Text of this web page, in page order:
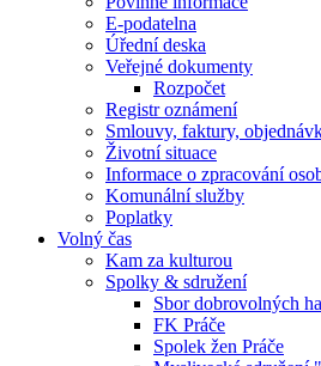
E-podatelna
Úřední deska
Veřejné dokumenty
Rozpočet
Registr oznámení
Smlouvy, faktury,
Životní situace
Informace o zpracování
Komunální služby
Poplatky
Volný čas
Kam za kulturou
Spolky & sdružení
Sbor dobrovolných
FK Práče
Spolek žen Práče